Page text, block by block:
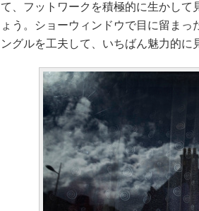
て、フットワークを積極的に生かして
ょう。ショーウィンドウで目に留ま
ングルを工夫して、いちばん魅力的に